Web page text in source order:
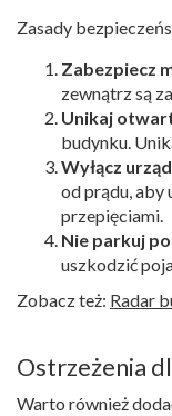
Zasady
Zabezpiecz
zewnątrz są
Unikaj
budynku.
Wyłącz
od prądu, aby
przepięciami.
Nie parkuj
uszkodzić
Zobacz też: Radar
Ostrzeżenia
Warto również